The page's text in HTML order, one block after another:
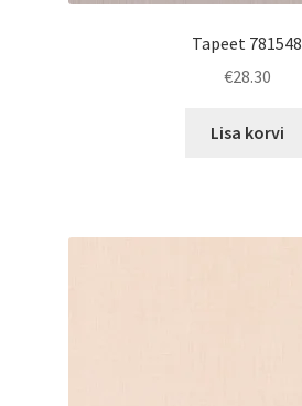
Tapeet 781548
€28.30
Lisa korvi